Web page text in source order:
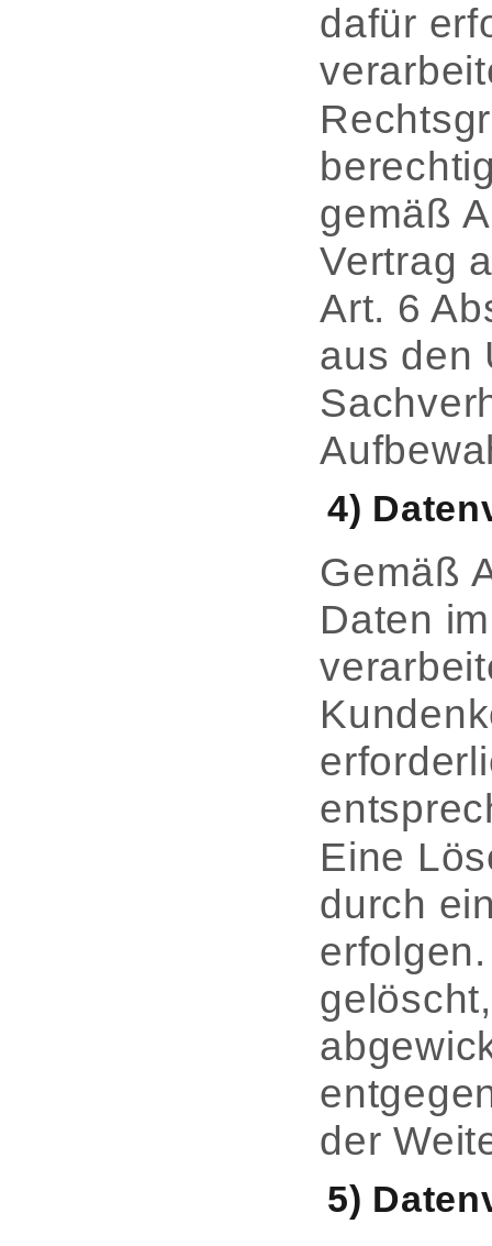
dafür
gemäß
Vertrag
Art. 6
aus den
4)
Gemäß
Daten
Eine
durch
der
5)